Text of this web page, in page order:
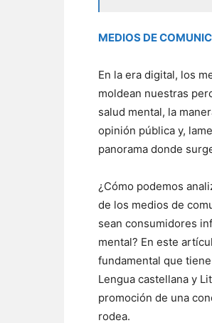
MEDIOS DE
En la era digital, los
moldean nuestras
salud mental, la
opinión pública y,
panorama donde
¿Cómo podemos
de los medios de
sean consumidores
mental? En este
fundamental que
Lengua castellana y
promoción de una
rodea.